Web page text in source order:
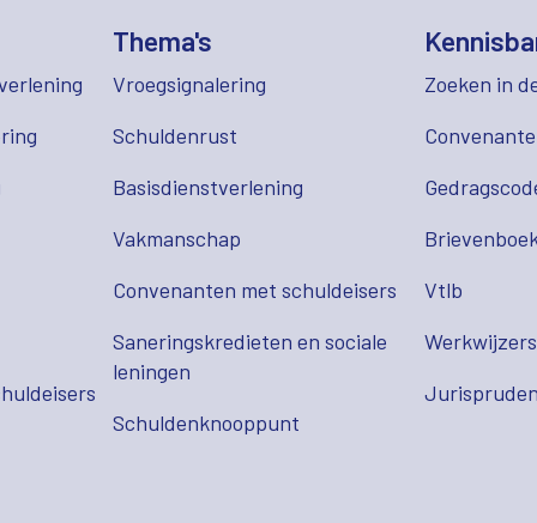
Thema's
Vroegsignalering
Schuldenrust
Basisdienstverlening
Vakmanschap
Convenanten met schuldeisers
Saneringskredieten en sociale
leningen
Schuldenknooppunt
Zoeken in
Vtlb
Werkwijzers